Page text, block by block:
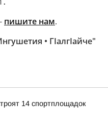
пишите нам.
• ГIалгIайче"
14 спортплощадок